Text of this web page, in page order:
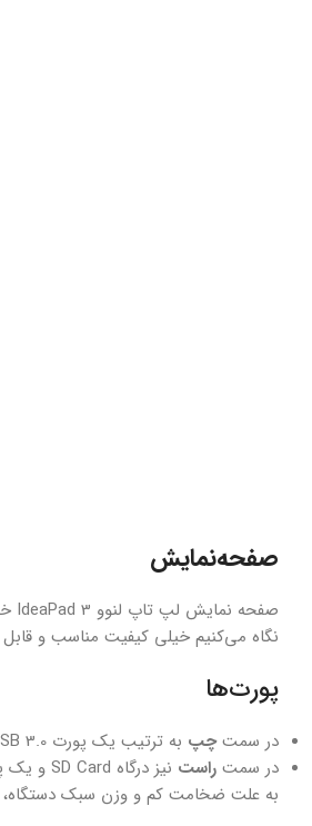
صفحه‌نمایش
صفحه نمایش لپ تاپ لنوو IdeaPad 3 خیلی دقت بالایی ندارد و پنل استفاده شده در اکثر این لپ‌تاپ ها
نگاه می‌کنیم خیلی کیفیت مناسب و
پورت‌ها
در سمتچپ به ترتیب یک پورت USB 3.0، یک پورت HDMI، یک پورت USB Type-C و ورودی 3.5 میلیمتری صدا قرار دارد.
در سمت راست نیز درگاه SD Card و یک پورت USB 2.0 قرار دارد.
به علت ضخامت کم و وزن سبک